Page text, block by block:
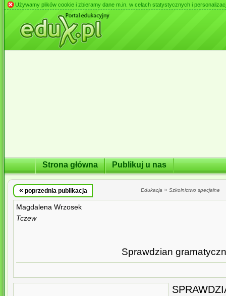
Używamy plików cookie i zbieramy dane m.in. w celach statystycznych i
Strona główna Publikuj u nas
« poprzednia publikacja Edukacja » Szkolnictwo specjalne
Magdalena Wrzosek
Tczew
Sprawdzian